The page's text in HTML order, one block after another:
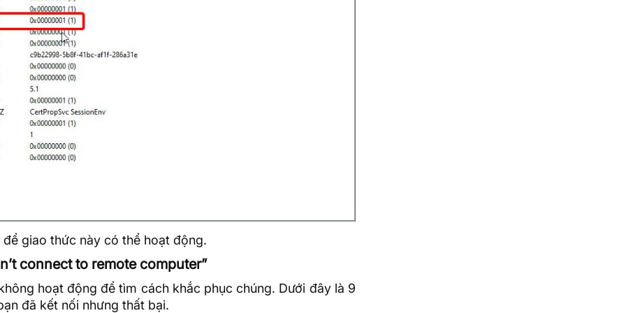
giao thức này có thể hoạt động.
connect to remote computer”
hoạt động để tìm cách khắc phục chúng. Dưới đây là 9
đã kết nối nhưng thất bại.